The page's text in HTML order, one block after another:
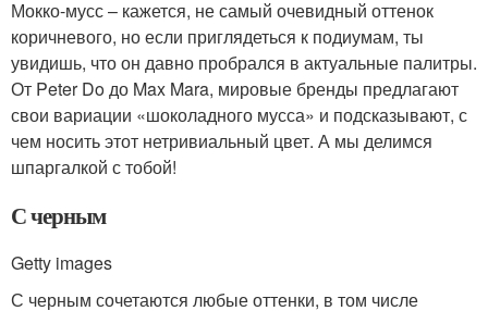
Мокко-мусс – кажется, не самый очевидный оттенок
коричневого, но если приглядеться к подиумам, ты
увидишь, что он давно пробрался в актуальные палитры.
От Peter Do до Max Mara, мировые бренды предлагают
свои вариации «шоколадного мусса» и подсказывают, с
чем носить этот нетривиальный цвет. А мы делимся
шпаргалкой с тобой!
С черным
Getty images
С черным сочетаются любые оттенки, в том числе